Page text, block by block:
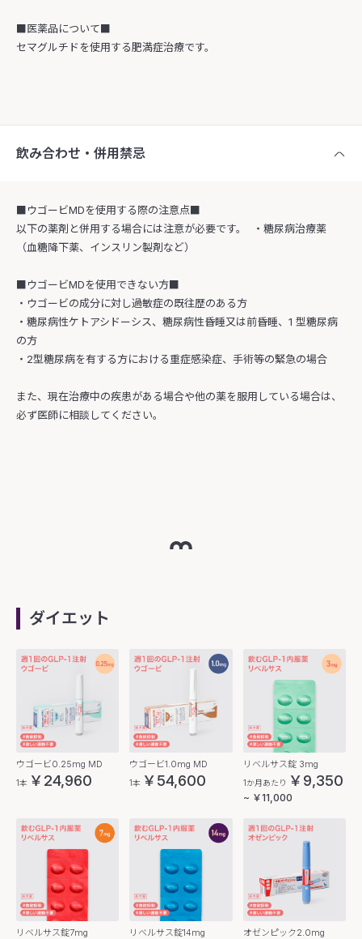
■医薬品について■
セマグルチドを使用する‌肥満症治療です。
飲み合わせ・併用禁忌
■ウゴービMDを使用する際の注意点■
以下の薬剤と併用する場合には注意が必要です。 ・糖尿病治療薬
（血糖降下薬、インスリン製剤など）
■ウゴービMDを使用できない方■
・ウゴービの成分に対し過敏症の既往歴のある方
・糖尿病性ケトアシドーシス、糖尿病性昏睡又は前昏睡、1 型糖尿病
の方
・2型糖尿病を有する方における重症感染症、手術等の緊急の場合
また、現在治療中の疾患がある場合や他の薬を服用している場合は、
必ず医師に相談してください。
ダイエット
ウゴービ0.25mg MD
1本 ￥24,960
ウゴービ1.0mg MD
1本 ￥54,600
リベルサス錠 3mg
1か月あたり ￥9,350
~ ￥11,000
リベルサス錠7mg リベルサス錠14mg オゼンピック2.0mg